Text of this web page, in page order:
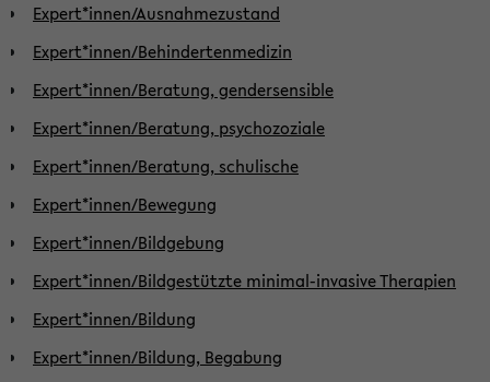
Expert*innen/Ausnahmezustand
Expert*innen/Behindertenmedizin
Expert*innen/Beratung, gendersensible
Expert*innen/Beratung, psychozoziale
Expert*innen/Beratung, schulische
Expert*innen/Bewegung
Expert*innen/Bildgebung
Expert*innen/Bildgestützte minimal-invasive Therapien
Expert*innen/Bildung
Expert*innen/Bildung, Begabung